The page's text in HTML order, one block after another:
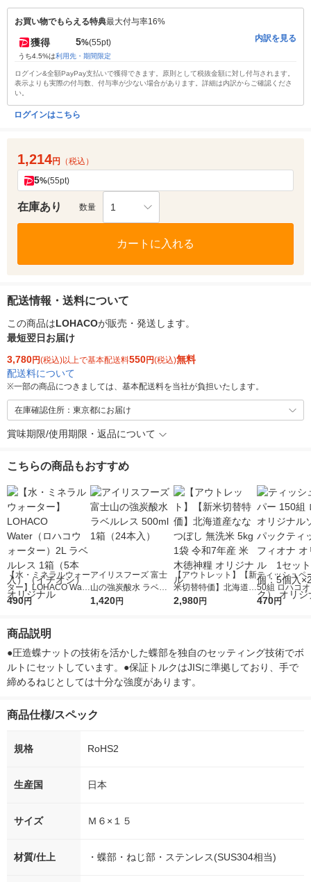
お買い物でもらえる特典最大付与率16%
獲得 5%(55pt)
うち4.5%は利用先・期間限定
内訳を見る
ログイン&全額PayPay支払いで獲得できます。原則として税抜金額に対し付与されます。
表示よりも実際の付与数、付与率が少ない場合があります。詳細は内訳からご確認くださ
い。
ログインはこちら
1,214円 （税込）
5%(55pt)
在庫あり 数量 1
カートに入れる
配送情報・送料について
この商品はLOHACOが販売・発送します。
最短翌日お届け
3,780円(税込)以上で基本配送料550円(税込)無料
配送料について
※一部の商品につきましては、基本配送料を当社が負担いたします。
在庫確認住所：東京都にお届け
賞味期限/使用期限・返品について
こちらの商品もおすすめ
【水・ミネラルウォー
ター】LOHACO Wate
r（ロハコウォータ
シ） オリジナル
490円
アイリスフーズ 富士
山の強炭酸水 ラベル
レス 500ml 1箱（24
1,420円
【アウトレット】【新
米切替特価】北海道産
ななつぼし 無洗米 5k
2,980円
ティッシュペ
50組 ロハコ
ルソフトパッ
オリジナル
470円
商品説明
●圧造蝶ナットの技術を活かした蝶部を独自のセッティング技術でボ
ルトにセットしています。●保証トルクはJISに準拠しており、手で
締めるねじとしては十分な強度があります。
商品仕様/スペック
規格 RoHS2
生産国 日本
サイズ Ｍ６×１５
材質/仕上 ・蝶部・ねじ部・ステンレス(SUS304相当)